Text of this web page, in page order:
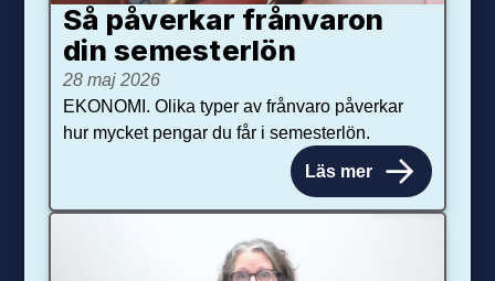
Så påverkar från­varon
din semester­lön
28 maj 2026
EKONOMI. Olika typer av frånvaro påverkar
hur mycket pengar du får i semesterlön.
Läs mer